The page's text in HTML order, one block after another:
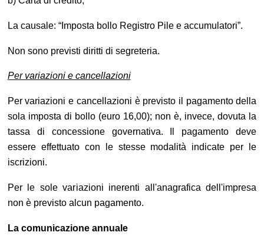
La causale: “Imposta bollo Registro Pile e accumulatori”.
Non sono previsti diritti di segreteria.
Per variazioni e cancellazioni
Per variazioni e cancellazioni è previsto il pagamento della
sola imposta di bollo (euro 16,00); non è, invece, dovuta la
tassa di concessione governativa. Il pagamento deve
essere effettuato con le stesse modalità indicate per le
iscrizioni.
Per le sole variazioni inerenti all'anagrafica dell'impresa
non è previsto alcun pagamento.
La comunicazione annuale